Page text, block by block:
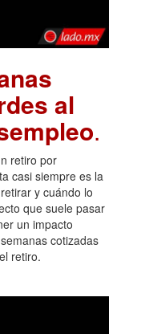
al
.
retiro por
casi siempre es la
y cuándo lo
que suele pasar
un impacto
cotizadas
retiro.